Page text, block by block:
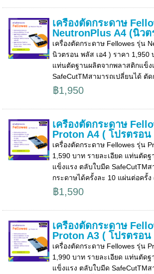
เครื่องตัดกระดาษ
NeutronPlus A4 (นิวต
เครื่องตัดกระดาษ Fellowes รุ่น
นิวตรอน พลัส เอ4 ) ราคา 1,950
แท่นตัดฐานผลิตจากพลาสติกแข็ง
SafeCutTMสามารถเปลี่ยนได้ ตัด
฿1,950
เครื่องตัดกระดาษ
Proton A4 ( โปรตรอน
เครื่องตัดกระดาษ Fellowes รุ่น
1,590 บาท รายละเอียด แท่นตัด
แข็งแรง ตลับใบมีด SafeCutTM
กระดาษได้ครั้งละ 10 แผ่นต่อครั้ง
฿1,590
เครื่องตัดกระดาษ
Proton A3 ( โปรตรอน
เครื่องตัดกระดาษ Fellowes รุ่น
1,990 บาท รายละเอียด แท่นตัด
แข็งแรง ตลับใบมีด SafeCutTM